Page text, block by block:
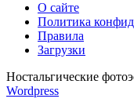
О сайте
Политика
Правила
Загрузки
Ностальгические
Wordpress